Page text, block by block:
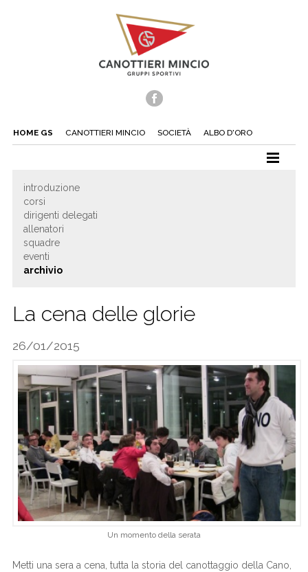
HOME GS CANOTTIERI MINCIO SOCIETÀ ALBO D'ORO
CANOA
TUFFI
NUOTO
TENNIS
CALCIO
introduzione
corsi
dirigenti delegati
allenatori
squadre
eventi
archivio
La cena delle glorie
26/01/2015
Un momento della serata
Metti una sera a cena, tutta la storia del canottaggio della Cano,